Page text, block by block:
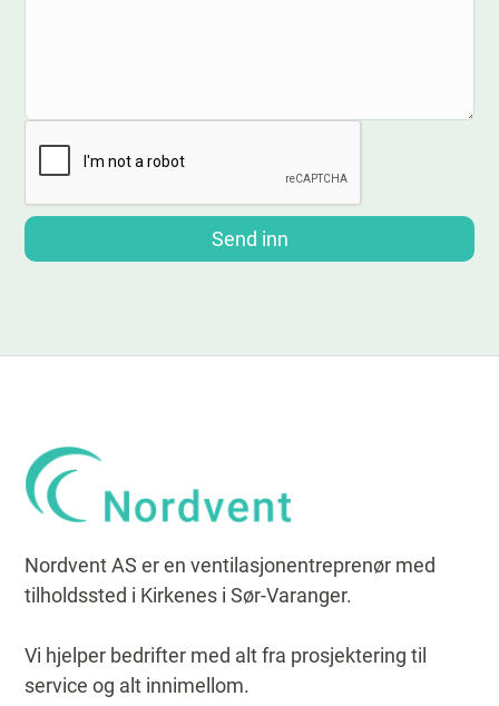
Nordvent AS er en ventilasjonentreprenør med
tilholdssted i Kirkenes i Sør-Varanger.
Vi hjelper bedrifter med alt fra prosjektering til
service og alt innimellom.